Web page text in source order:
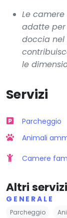
Le
adatte per
doccia nel
le
Servizi
Parcheggio
Animali
Camere
Altri servizi
GENERALE
Parcheggio